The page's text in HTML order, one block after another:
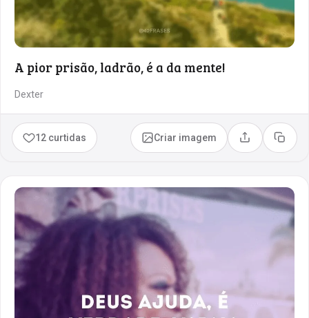
A pior prisão, ladrão, é a da mente!
Dexter
12 curtidas Criar imagem Compartilhar
Copiar